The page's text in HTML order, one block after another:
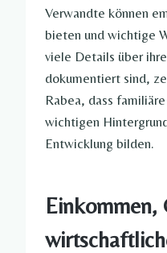
Verwandte können
bieten und wichtige
viele Details über
dokumentiert sind,
Rabea, dass
wichtigen
Entwicklung bilden.
Einkommen,